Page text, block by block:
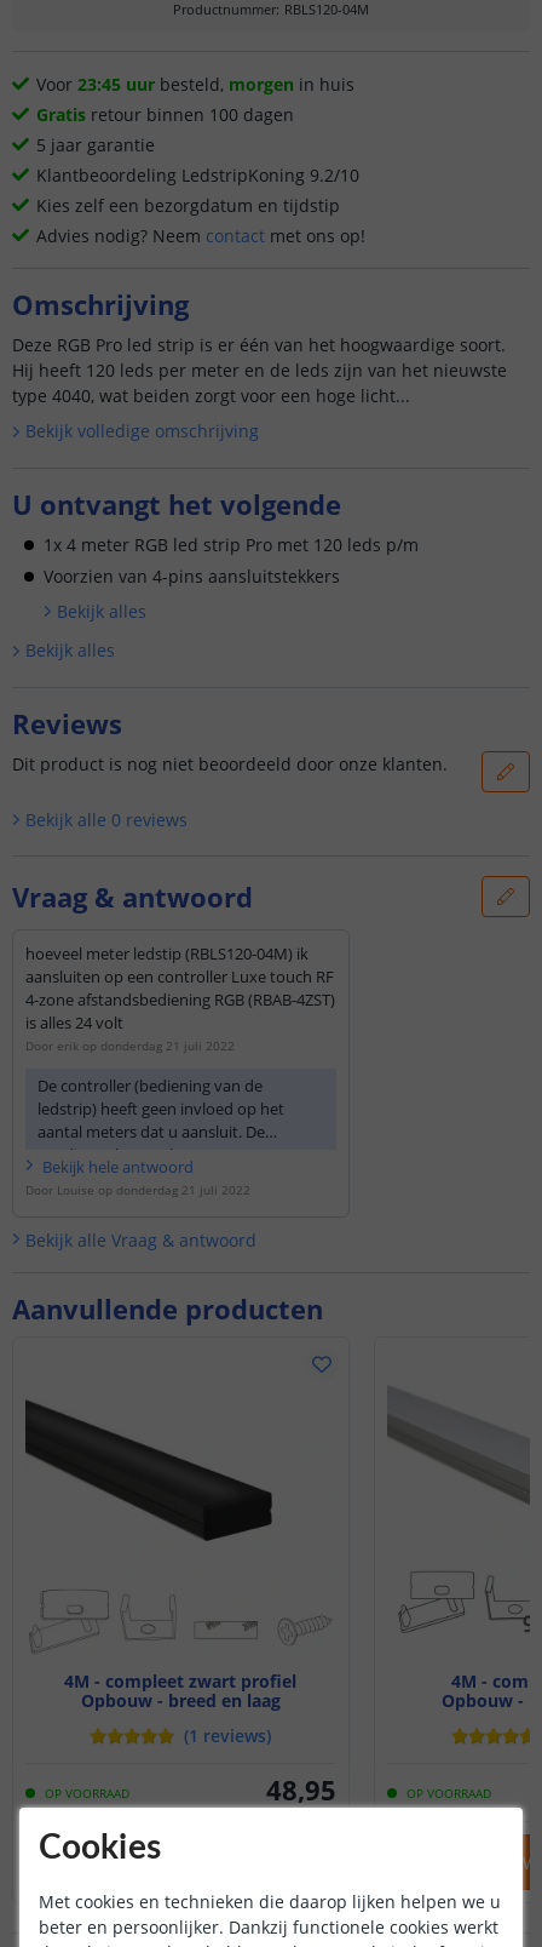
Productnummer: RBLS120-04M
Voor 23:45 uur besteld, morgen in huis
Gratis retour binnen 100 dagen
5 jaar garantie
Klantbeoordeling LedstripKoning 9.2/10
Kies zelf een bezorgdatum en tijdstip
Advies nodig? Neem contact met ons op!
Omschrijving
Deze RGB Pro led strip is er één van het hoogwaardige soort.
Hij heeft 120 leds per meter en de leds zijn van het nieuwste
type 4040, wat beiden zorgt voor een hoge licht...
Bekijk volledige omschrijving
U ontvangt het volgende
1x 4 meter RGB led strip Pro met 120 leds p/m
Voorzien van 4-pins aansluitstekkers
Bekijk alles
Bekijk alles
Aanvullende producten
4M - compleet zwart profiel
Opbouw - breed en laag
(1 reviews)
OP VOORRAAD 48,95
IN WINKELWAGEN
4M -
Opbouw -
OP VOORRAAD
IN
Reviews
Dit product is nog niet beoordeeld door onze klanten.
Bekijk alle 0 reviews
Vraag & antwoord
hoeveel meter ledstip (RBLS120-04M) ik
aansluiten op een controller Luxe touch RF
4-zone afstandsbediening RGB (RBAB-4ZST)
is alles 24 volt
Door erik op donderdag 21 juli 2022
De controller (bediening van de
ledstrip) heeft geen invloed op het
aantal meters dat u aansluit. De
voeding echter wel. U ontvangt een
voedingsadapter dat krachtig genoeg is
om het aantal meters te voeden als u
van de voeding is dus waar u naar dient
Bekijk hele antwoord
Door Louise op donderdag 21 juli 2022
Bekijk alle Vraag & antwoord
Cookies
Met cookies en technieken die daarop lijken helpen we u
beter en persoonlijker. Dankzij functionele cookies werkt